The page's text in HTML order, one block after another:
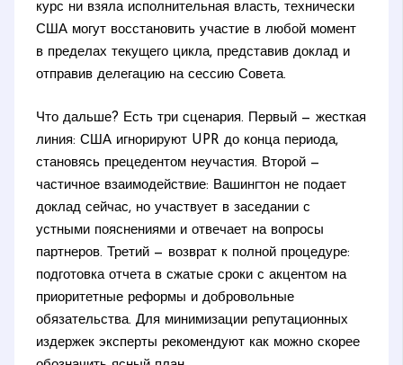
курс ни взяла исполнительная власть, технически
США могут восстановить участие в любой момент
в пределах текущего цикла, представив доклад и
отправив делегацию на сессию Совета.
Что дальше? Есть три сценария. Первый — жесткая
линия: США игнорируют UPR до конца периода,
становясь прецедентом неучастия. Второй —
частичное взаимодействие: Вашингтон не подает
доклад сейчас, но участвует в заседании с
устными пояснениями и отвечает на вопросы
партнеров. Третий — возврат к полной процедуре:
подготовка отчета в сжатые сроки с акцентом на
приоритетные реформы и добровольные
обязательства. Для минимизации репутационных
издержек эксперты рекомендуют как можно скорее